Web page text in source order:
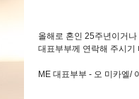
올해로 혼인 25주년이거
대표부부께 연락해 주시기
ME 대표부부 - 오 미카엘/